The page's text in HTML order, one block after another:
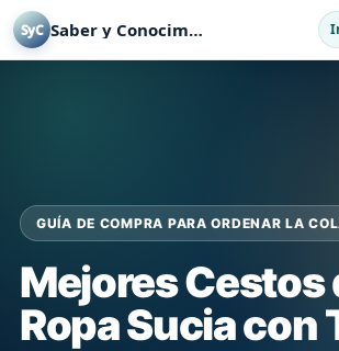
SyC Saber y Conocimiento
GUÍA DE COMPRA PARA ORDENAR LA
Mejores Cestos
Ropa Sucia con